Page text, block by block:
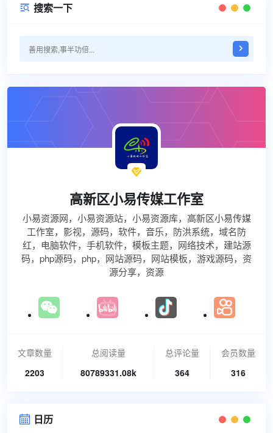
 搜索一下

高新区小易传媒工作室
小易资源网，小易资源站，小易资源库，高新区小易传媒
工作室，影视，源码，软件，音乐，防洪系统，域名防
红，电脑软件，手机软件，模板主题，网络技术，建站源
码，php源码，php，网站源码，网站模板，游戏源码，资
源分享，资源
文章数量
2203
总阅读量
80789331.08k
总评论量
364
会员数量
316
 日历